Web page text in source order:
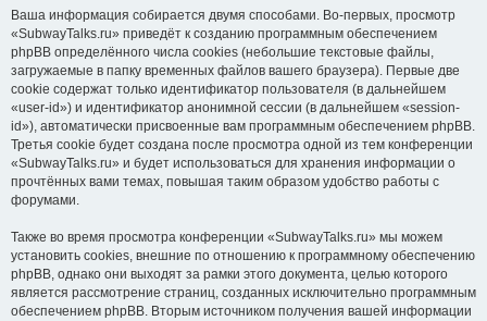
Ваша информация собирается двумя способами. Во-первых, просмотр
«SubwayTalks.ru» приведёт к созданию программным обеспечением
phpBB определённого числа cookies (небольшие текстовые файлы,
загружаемые в папку временных файлов вашего браузера). Первые две
cookie содержат только идентификатор пользователя (в дальнейшем
«user-id») и идентификатор анонимной сессии (в дальнейшем «session-
id»), автоматически присвоенные вам программным обеспечением phpBB.
Третья cookie будет создана после просмотра одной из тем конференции
«SubwayTalks.ru» и будет использоваться для хранения информации о
прочтённых вами темах, повышая таким образом удобство работы с
форумами.
Также во время просмотра конференции «SubwayTalks.ru» мы можем
установить cookies, внешние по отношению к программному обеспечению
phpBB, однако они выходят за рамки этого документа, целью которого
является рассмотрение страниц, созданных исключительно программным
обеспечением phpBB. Вторым источником получения вашей информации